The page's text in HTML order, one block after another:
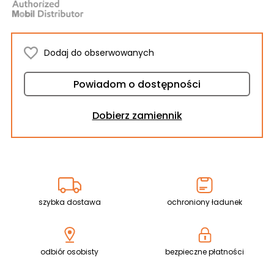
Dodaj do obserwowanych
Powiadom o dostępności
Dobierz zamiennik
szybka dostawa ochroniony ładunek
odbiór osobisty bezpieczne płatności